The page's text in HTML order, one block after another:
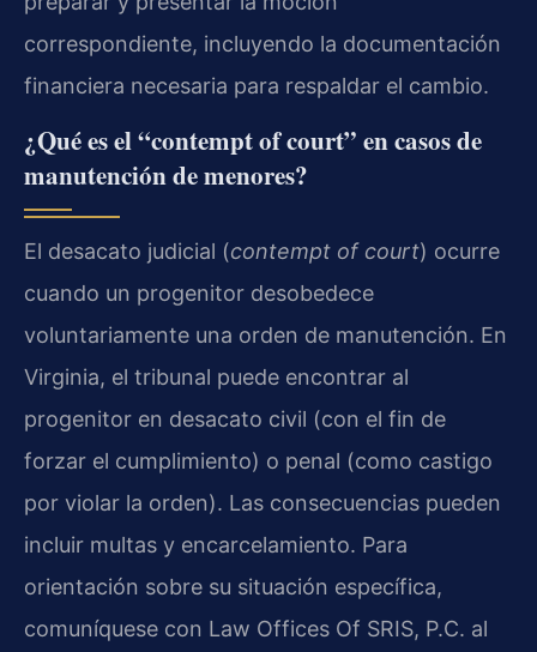
correspondiente, incluyendo la documentación
financiera necesaria para respaldar el cambio.
¿Qué es el “contempt of court” en casos de
manutención de menores?
El desacato judicial (contempt of court) ocurre
cuando un progenitor desobedece
voluntariamente una orden de manutención. En
Virginia, el tribunal puede encontrar al
progenitor en desacato civil (con el fin de
forzar el cumplimiento) o penal (como castigo
por violar la orden). Las consecuencias pueden
incluir multas y encarcelamiento. Para
orientación sobre su situación específica,
comuníquese con Law Offices Of SRIS, P.C. al